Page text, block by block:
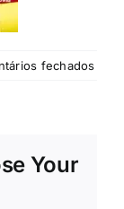
fechadosem
Your